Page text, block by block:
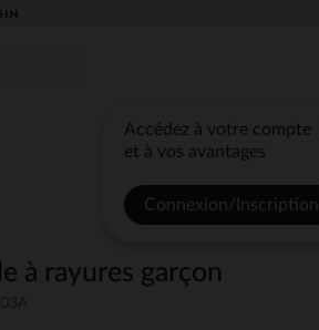
Accédez à votre compte
et à vos avantages
Connexion/Inscription
à rayures garçon